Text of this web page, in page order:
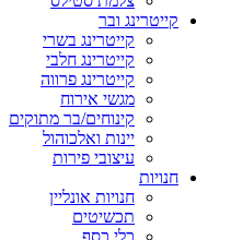
קייטרינג ובר
קייטרינג בשרי
קייטרינג חלבי
קייטרינג פרווה
מגשי אירוח
קינוחים/בר מתוקים
יינות ואלכוהול
עיצובי פירות
חנויות
חנויות אונליין
תכשיטים
כלי כסף